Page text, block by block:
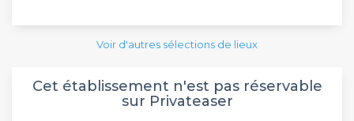
Voir d'autres sélections de lieux
Cet établissement n'est pas réservable
sur Privateaser